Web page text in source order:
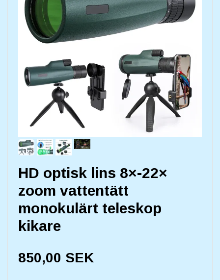
HD optisk lins 8×-22×
zoom vattentätt
monokulärt teleskop
kikare
850,00 SEK